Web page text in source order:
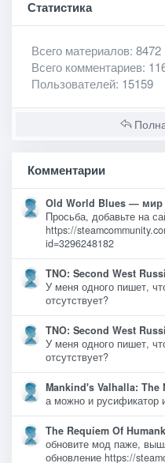
Статистика
Всего материалов: 8472
Всего комментариев:
Пользователей: 15159
Комментарии
Old World Blues — мир
Просьба, добавьте на
https://
id=3296248182
TNO: Second West
У меня одного пишет,
отсутствует?
TNO: Second West
У меня одного пишет,
отсутствует?
Mankind's Valhalla: The
а можно и русификатор
The Requiem Of
обновите мод паже,
обновление https://